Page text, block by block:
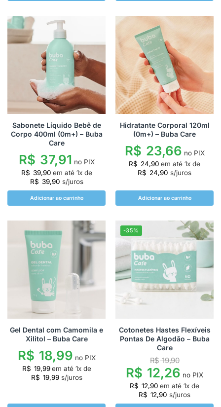
Sabonete Líquido Bebê de
Corpo 400ml (0m+) – Buba
Care
R$ 37,91 no PIX
R$ 39,90 em até 1x de
R$ 39,90 s/juros
Adicionar ao carrinho
Hidratante Corporal 120ml
(0m+) – Buba Care
R$ 23,66 no PIX
R$ 24,90 em até 1x de
R$ 24,90 s/juros
Adicionar ao carrinho
Gel Dental com Camomila e
Xilitol – Buba Care
R$ 18,99 no PIX
R$ 19,99 em até 1x de
R$ 19,99s/juros
-35%
Cotonetes Hastes Flexíveis
Pontas De Algodão – Buba
Care
R$19,90
R$ 12,26 no PIX
R$ 12,90 em até 1x de
R$ 12,90 s/juros